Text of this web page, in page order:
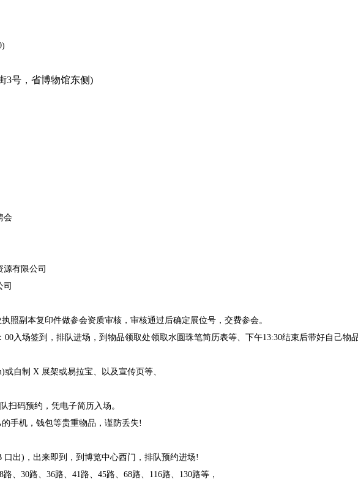
3号，省博物馆东侧)
会
有限公司
副本复印件做参会资质审核，审核通过后确定展位号，交费参会。
场签到，排队进场，到物品领取处领取水圆珠笔简历表等、下午13:30结束后带好自己物
自制 X 展架或易拉宝、以及宣传页等、
码预约，凭电子简历入场。
机，钱包等贵重物品，谨防丢失!
出)，出来即到，到博览中心西门，排队预约进场!
30路、36路、41路、45路、68路、116路、130路等，